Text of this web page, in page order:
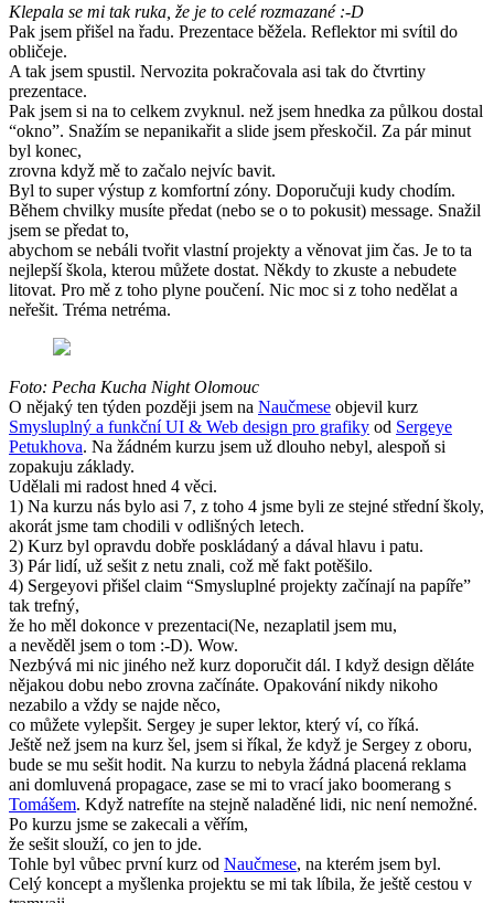
Klepala se mi tak ruka, že je to celé rozmazané :-D
Pak jsem přišel na řadu. Prezentace běžela. Reflektor mi svítil do
obličeje.
A tak jsem spustil. Nervozita pokračovala asi tak do čtvrtiny
prezentace.
Pak jsem si na to celkem zvyknul. než jsem hnedka za půlkou dostal
“okno”. Snažím se nepanikařit a slide jsem přeskočil. Za pár minut
byl konec,
zrovna když mě to začalo nejvíc bavit.
Byl to super výstup z komfortní zóny. Doporučuji kudy chodím.
Během chvilky musíte předat (nebo se o to pokusit) message. Snažil
jsem se předat to,
abychom se nebáli tvořit vlastní projekty a věnovat jim čas. Je to ta
nejlepší škola, kterou můžete dostat. Někdy to zkuste a nebudete
litovat. Pro mě z toho plyne poučení. Nic moc si z toho nedělat a
neřešit. Tréma netréma.
Foto: Pecha Kucha Night Olomouc
O nějaký ten týden později jsem na Naučmese objevil kurz
Smysluplný a funkční UI & Web design pro grafiky od Sergeye
Petukhova. Na žádném kurzu jsem už dlouho nebyl, alespoň si
zopakuju základy.
Udělali mi radost hned 4 věci.
1) Na kurzu nás bylo asi 7, z toho 4 jsme byli ze stejné střední školy,
akorát jsme tam chodili v odlišných letech.
2) Kurz byl opravdu dobře poskládaný a dával hlavu i patu.
3) Pár lidí, už sešit z netu znali, což mě fakt potěšilo.
4) Sergeyovi přišel claim “Smysluplné projekty začínají na papíře”
tak trefný,
že ho měl dokonce v prezentaci(Ne, nezaplatil jsem mu,
a nevěděl jsem o tom :-D). Wow.
Nezbývá mi nic jiného než kurz doporučit dál. I když design děláte
nějakou dobu nebo zrovna začínáte. Opakování nikdy nikoho
nezabilo a vždy se najde něco,
co můžete vylepšit. Sergey je super lektor, který ví, co říká.
Ještě než jsem na kurz šel, jsem si říkal, že když je Sergey z oboru,
bude se mu sešit hodit. Na kurzu to nebyla žádná placená reklama
ani domluvená propagace, zase se mi to vrací jako boomerang s
Tomášem. Když natrefíte na stejně naladěné lidi, nic není nemožné.
Po kurzu jsme se zakecali a věřím,
že sešit slouží, co jen to jde.
Tohle byl vůbec první kurz od Naučmese, na kterém jsem byl.
Celý koncept a myšlenka projektu se mi tak líbila, že ještě cestou v